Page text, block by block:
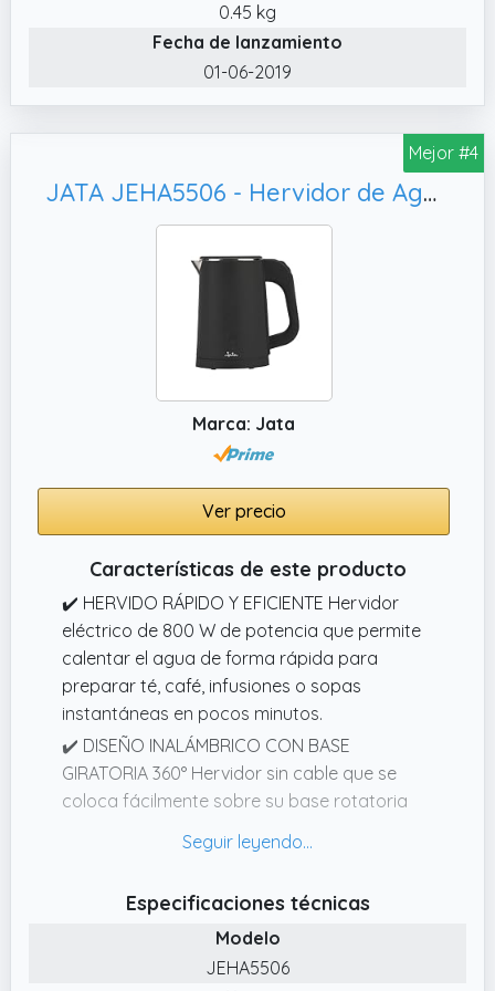
0.45 kg
Fecha de lanzamiento
01-06-2019
Mejor #4
JATA JEHA5506 - Hervidor de Agua Eléctrico 0, Desconexión Automática y Protección contra Sobrecalentamiento
Marca: Jata
Ver precio
Características de este producto
✔️ HERVIDO RÁPIDO Y EFICIENTE Hervidor
eléctrico de 800 W de potencia que permite
calentar el agua de forma rápida para
preparar té, café, infusiones o sopas
instantáneas en pocos minutos.
✔️ DISEÑO INALÁMBRICO CON BASE
GIRATORIA 360° Hervidor sin cable que se
coloca fácilmente sobre su base rotatoria
cualquier ángulo.
Fabricado con placa calefactora de acero
inoxidable 304 y materiales libres de BPA,
garantizando un uso seguro con alimentos.
Especificaciones técnicas
Modelo
JEHA5506